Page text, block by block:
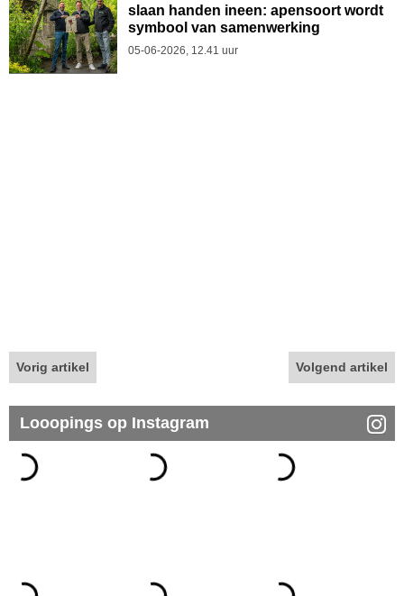
slaan handen ineen: apensoort wordt
symbool van samenwerking
05-06-2026, 12.41 uur
Vorig artikel Volgend artikel
Looopings op Instagram